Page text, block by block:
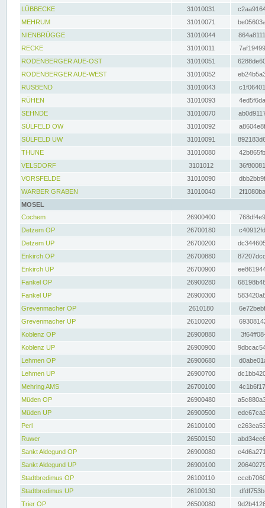
LÜBBECKE
31010031
MEHRUM
31010071
NIENBRÜGGE
31010044
RECKE
31010011
RODENBERGER AUE-OST
31010051
RODENBERGER AUE-WEST
31010052
RUSBEND
31010043
RÜHEN
31010093
SEHNDE
31010070
SÜLFELD OW
31010092
SÜLFELD UW
31010091
THUNE
31010080
VELSDORF
3101012
VORSFELDE
31010090
WARBER GRABEN
31010040
MOSEL
Cochem
26900400
Detzem OP
26700180
Detzem UP
26700200
Enkirch OP
26700880
Enkirch UP
26700900
Fankel OP
26900280
Fankel UP
26900300
Grevenmacher OP
2610180
Grevenmacher UP
26100200
Koblenz OP
26900880
Koblenz UP
26900900
Lehmen OP
26900680
Lehmen UP
26900700
Mehring AMS
26700100
Müden OP
26900480
Müden UP
26900500
Perl
26100100
Ruwer
26500150
Sankt Aldegund OP
26900080
Sankt Aldegund UP
26900100
Stadtbredimus OP
26100110
Stadtbredimus UP
26100130
Trier OP
26500080